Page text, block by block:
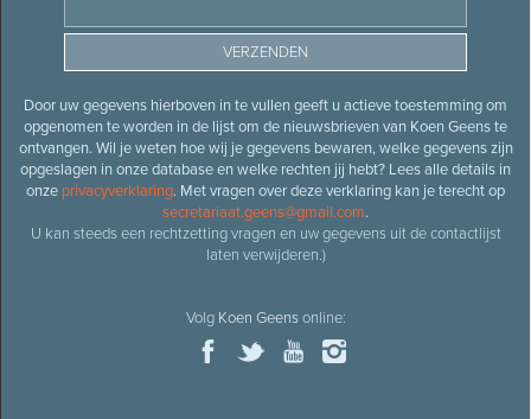
Door uw gegevens hierboven in te vullen geeft u actieve toestemming om
opgenomen te worden in de lijst om de nieuwsbrieven van Koen Geens te
ontvangen. Wil je weten hoe wij je gegevens bewaren, welke gegevens zijn
opgeslagen in onze database en welke rechten jij hebt? Lees alle details in
onze privacyverklaring. Met vragen over deze verklaring kan je terecht op
secretariaat.geens@gmail.com.
U kan steeds een rechtzetting vragen en uw gegevens uit de contactlijst
laten verwijderen.)
Volg Koen Geensonline: